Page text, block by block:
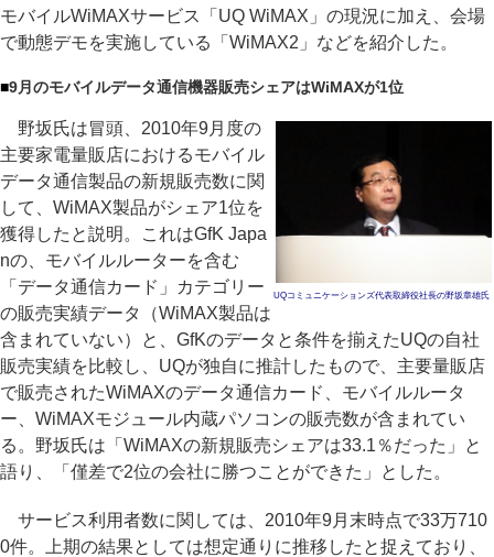
モバイルWiMAXサービス「UQ WiMAX」の現況に加え、会場
で動態デモを実施している「WiMAX2」などを紹介した。
■9月のモバイルデータ通信機器販売シェアはWiMAXが1位
UQコミュニケーションズ代表取締役社長の野坂章雄氏
野坂氏は冒頭、2010年9月度の
主要家電量販店におけるモバイル
データ通信製品の新規販売数に関
して、WiMAX製品がシェア1位を
獲得したと説明。これはGfK Japa
nの、モバイルルーターを含む
「データ通信カード」カテゴリー
の販売実績データ（WiMAX製品は
含まれていない）と、GfKのデータと条件を揃えたUQの自社
販売実績を比較し、UQが独自に推計したもので、主要量販店
で販売されたWiMAXのデータ通信カード、モバイルルータ
ー、WiMAXモジュール内蔵パソコンの販売数が含まれてい
る。野坂氏は「WiMAXの新規販売シェアは33.1％だった」と
語り、「僅差で2位の会社に勝つことができた」とした。
サービス利用者数に関しては、2010年9月末時点で33万710
0件。上期の結果としては想定通りに推移したと捉えており、